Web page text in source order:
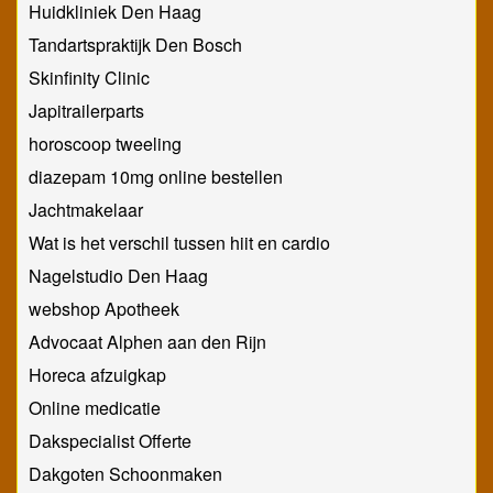
Huidkliniek Den Haag
Tandartspraktijk Den Bosch
Skinfinity Clinic
Japitrailerparts
horoscoop tweeling
diazepam 10mg online bestellen
Jachtmakelaar
Wat is het verschil tussen hiit en cardio
Nagelstudio Den Haag
webshop Apotheek
Advocaat Alphen aan den Rijn
Horeca afzuigkap
Online medicatie
Dakspecialist Offerte
Dakgoten Schoonmaken